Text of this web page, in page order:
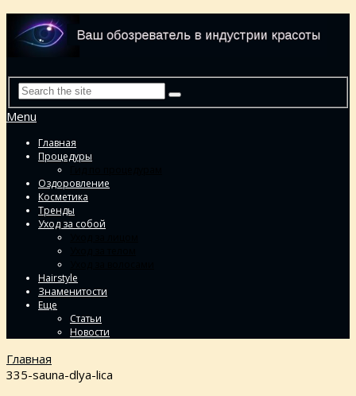
Menu
Главная
Процедуры
Оздоровление
Косметика
Тренды
Уход за собой
Hairstyle
Знаменитости
Еще
Статьи
Новости
Главная
335-sauna-dlya-lica